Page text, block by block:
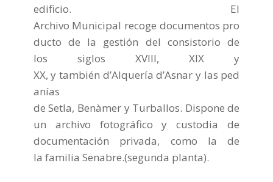
edificio.
El
Archivo Municipal recoge documentos pro
ducto de la gestión del consistorio de
los
siglos XVIII,
XIX y
XX, y también d’Alquería d’Asnar y las ped
anías
de Setla, Benàmer y Turballos. Dispone de
un
archivo fotográfico y custodia
de
documentación
privada,
como la de
la familia Senabre.(segunda planta).